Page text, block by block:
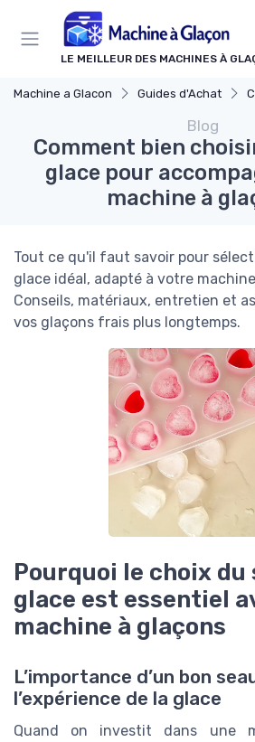
LE MEILLEUR DES MACHINES À
Machine a Glacon Guides d'Achat
Blog
Comment bien
glace pour
machine à
Tout ce qu'il faut savoir pour
glace idéal, adapté à votre
Conseils, matériaux, entretien et
vos glaçons frais plus longtemps.
Pourquoi le choix du
glace est essentiel
machine à glaçons
L’importance d’un bon
l’expérience de la glace
Quand on investit dans une
Panneau de gestion des cookies